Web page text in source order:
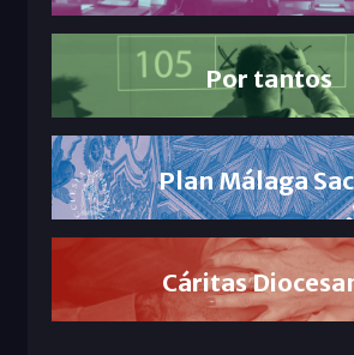
Por tantos
Plan Málaga
Cáritas